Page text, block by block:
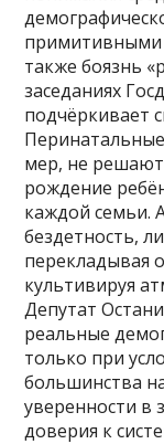
примитивными
также боязнь
заседаниях
подчёркивает
мер, не
рождение
каждой семьи.
бездетность,
перекладывая
культивируя
Депутат
реальные
только при
большинства
уверенности в
доверия к